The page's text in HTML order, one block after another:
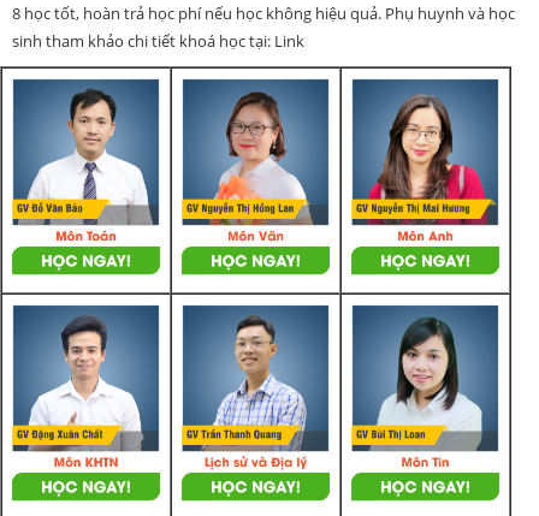
8 học tốt, hoàn trả học phí nếu học không hiệu quả. Phụ huynh và học
sinh tham khảo chi tiết khoá học tại: Link